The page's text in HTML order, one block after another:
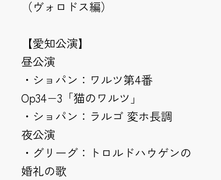
（ヴォロドス編）
【愛知公演】
昼公演
・ショパン：ワルツ第4番
Op34−3「猫のワルツ」
・ショパン：ラルゴ 変ホ長調
夜公演
・グリーグ：トロルドハウゲンの
婚礼の歌